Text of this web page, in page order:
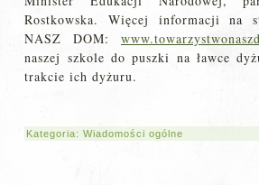
Rostkowska. Więcej informacji na
NASZ DOM:
naszej szkole do puszki na ławce
trakcie ich dyżuru.
Kategoria:Wiadomości ogólne